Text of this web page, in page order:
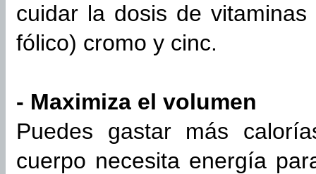
cuidar la dosis de
fólico) cromo y cinc.
- Maximiza el volumen
Puedes gastar más
cuerpo necesita energía